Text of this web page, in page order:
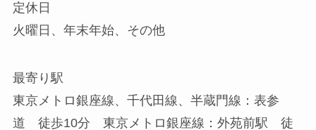
定休日
火曜日、年末年始、その他
最寄り駅
東京メトロ銀座線、千代田線、半蔵門線：表参
道 徒歩10分 東京メトロ銀座線：外苑前駅 徒